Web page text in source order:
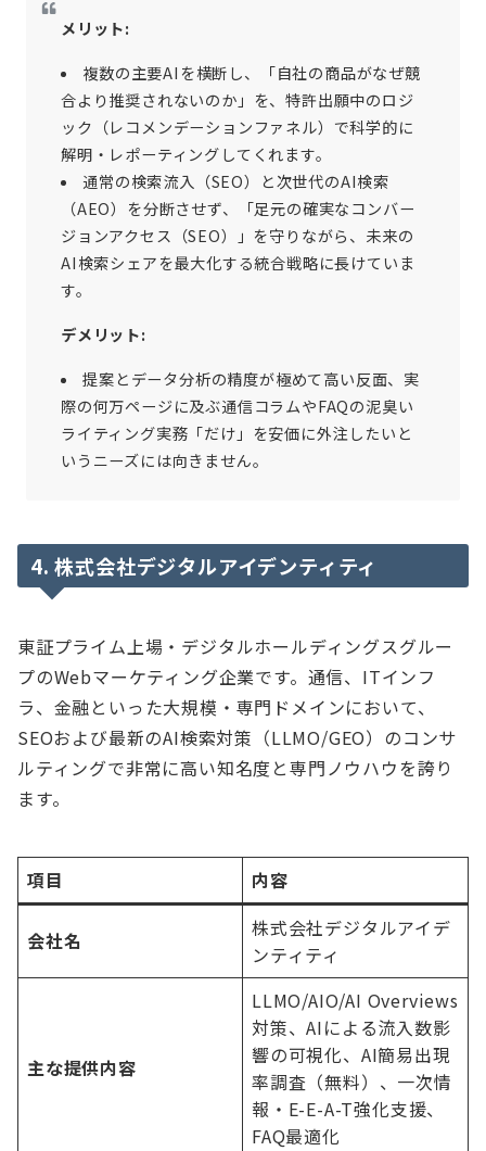
メリット:
複数の主要AIを横断し、「自社の商品がなぜ競
合より推奨されないのか」を、特許出願中のロジ
ック（レコメンデーションファネル）で科学的に
解明・レポーティングしてくれます。
通常の検索流入（SEO）と次世代のAI検索
（AEO）を分断させず、「足元の確実なコンバー
ジョンアクセス（SEO）」を守りながら、未来の
AI検索シェアを最大化する統合戦略に長けていま
す。
デメリット:
提案とデータ分析の精度が極めて高い反面、実
際の何万ページに及ぶ通信コラムやFAQの泥臭い
ライティング実務「だけ」を安価に外注したいと
いうニーズには向きません。
4. 株式会社デジタルアイデンティティ
東証プライム上場・デジタルホールディングスグルー
プのWebマーケティング企業です。通信、ITインフ
ラ、金融といった大規模・専門ドメインにおいて、
SEOおよび最新のAI検索対策（LLMO/GEO）のコンサ
ルティングで非常に高い知名度と専門ノウハウを誇り
ます。
項目 内容
会社名
株式会社デジタルアイデ
ンティティ
主な提供内容
LLMO/AIO/AI Overviews
対策、AIによる流入数影
響の可視化、AI簡易出現
率調査（無料）、一次情
報・E-E-A-T強化支援、
FAQ最適化